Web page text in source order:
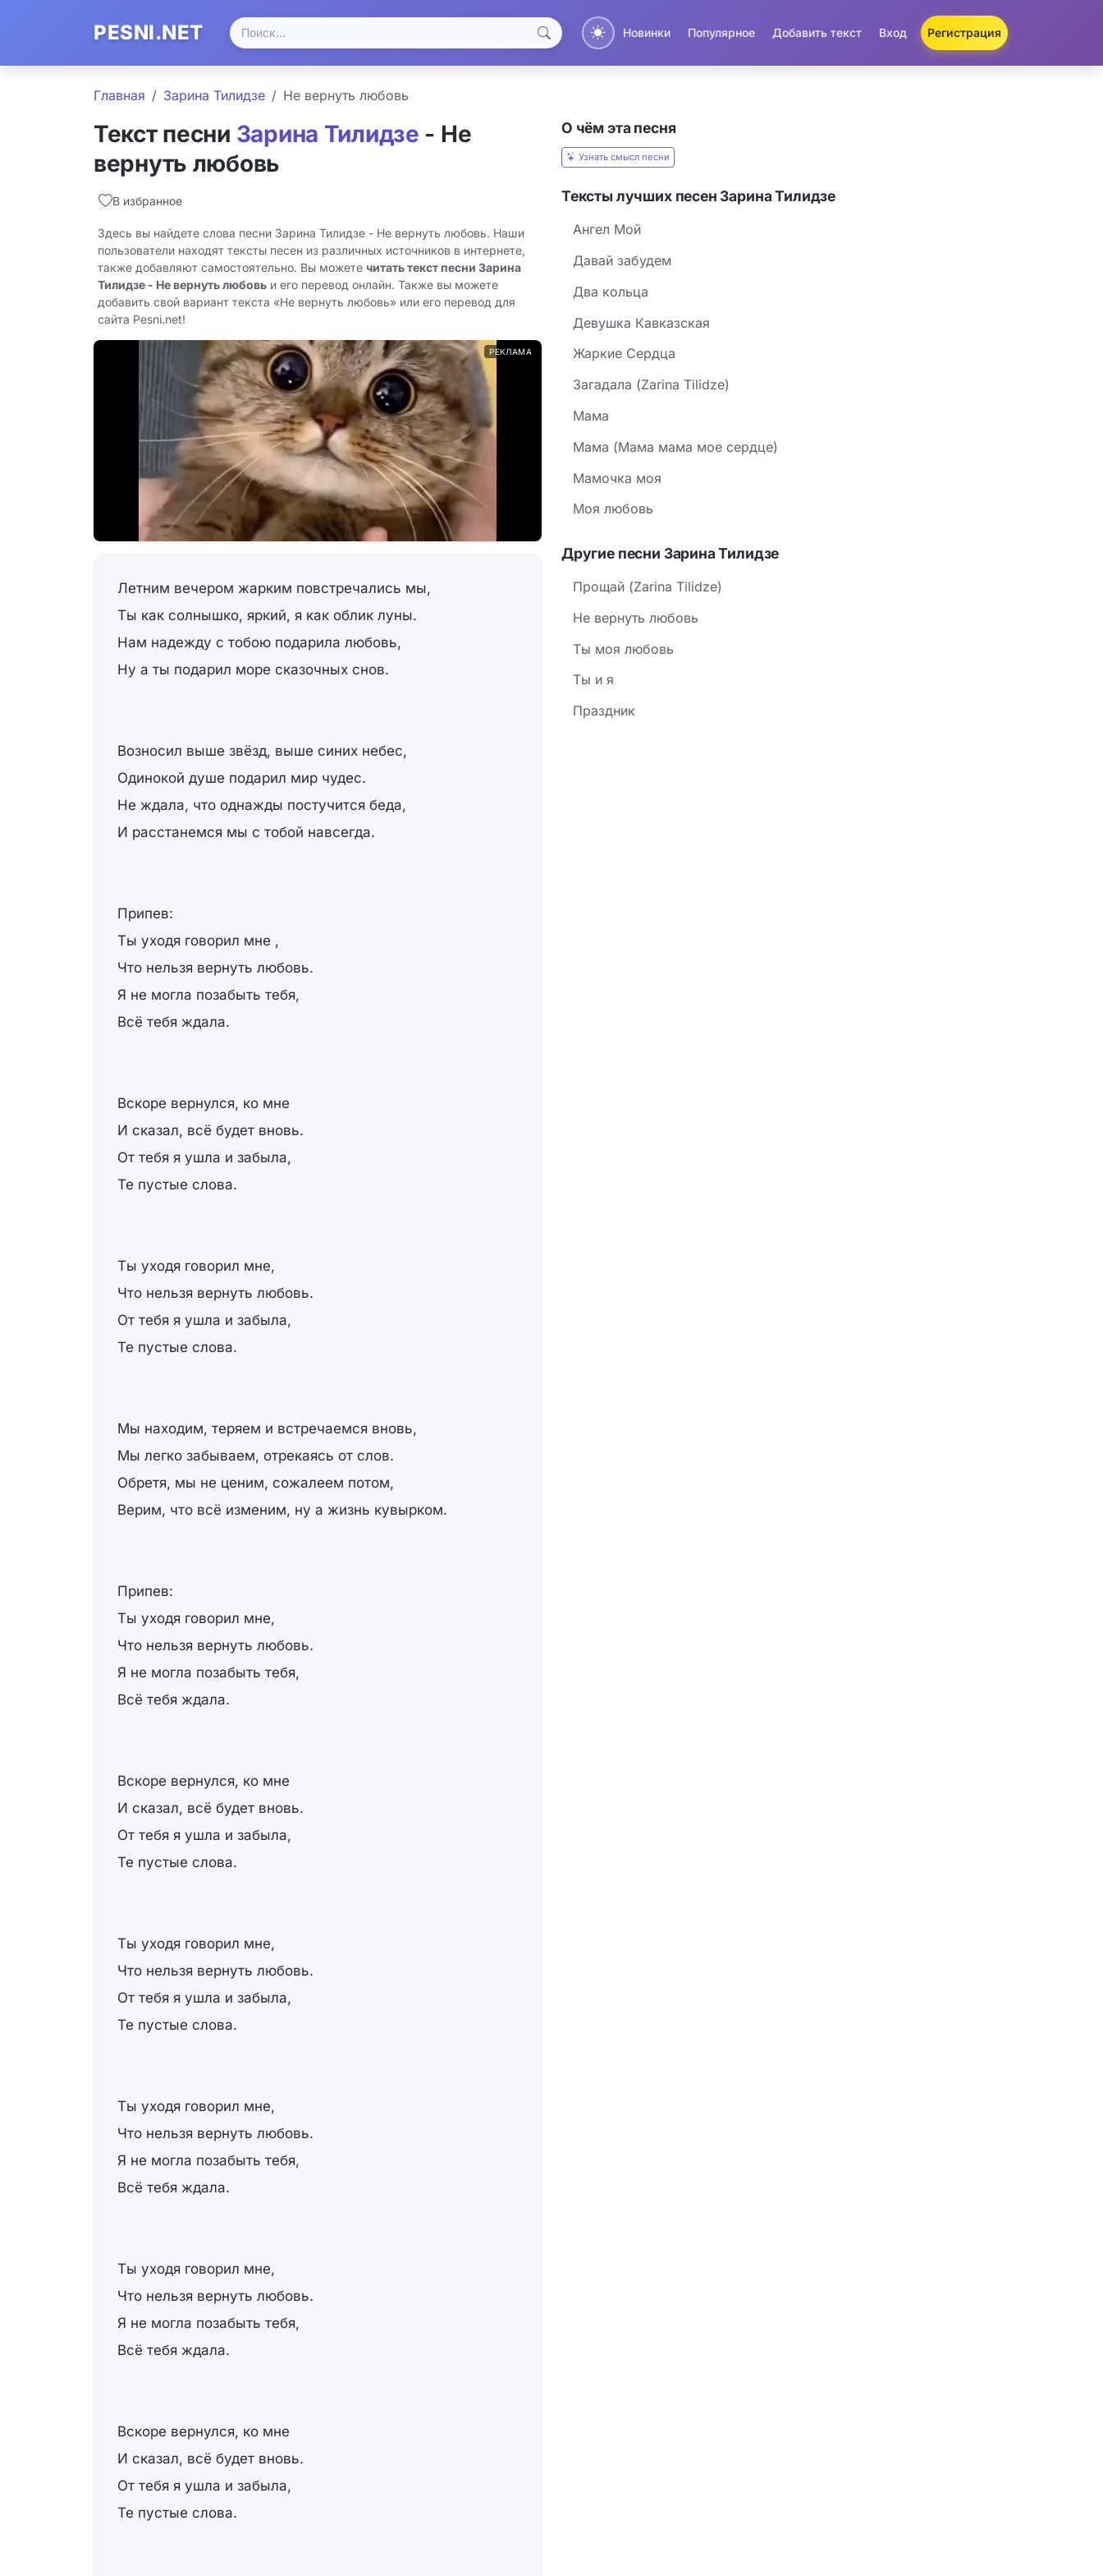
PESNI.NET Новинки Популярное Добавить текст Вход Регистрация
Главная Зарина Тилидзе Не вернуть любовь
Текст песни Зарина Тилидзе - Не
вернуть любовь
В избранное
Здесь вы найдете слова песни Зарина Тилидзе - Не вернуть любовь. Наши
пользователи находят тексты песен из различных источников в интернете,
также добавляют самостоятельно. Вы можете читать текст песни Зарина
Тилидзе - Не вернуть любовь и его перевод онлайн. Также вы можете
добавить свой вариант текста «Не вернуть любовь» или его перевод для
сайта Pesni.net!
РЕКЛАМА
Летним вечером жарким повстречались мы,
Ты как солнышко, яркий, я как облик луны.
Нам надежду с тобою подарила любовь,
Ну а ты подарил море сказочных снов.
Возносил выше звёзд, выше синих небес,
Одинокой душе подарил мир чудес.
Не ждала, что однажды постучится беда,
И расстанемся мы с тобой навсегда.
Припев:
Ты уходя говорил мне ,
Что нельзя вернуть любовь.
Я не могла позабыть тебя,
Всё тебя ждала.
Вскоре вернулся, ко мне
И сказал, всё будет вновь.
От тебя я ушла и забыла,
Те пустые слова.
Ты уходя говорил мне,
Что нельзя вернуть любовь.
От тебя я ушла и забыла,
Те пустые слова.
Мы находим, теряем и встречаемся вновь,
Мы легко забываем, отрекаясь от слов.
Обретя, мы не ценим, сожалеем потом,
Верим, что всё изменим, ну а жизнь кувырком.
Припев:
Ты уходя говорил мне,
Что нельзя вернуть любовь.
Я не могла позабыть тебя,
Всё тебя ждала.
Вскоре вернулся, ко мне
И сказал, всё будет вновь.
От тебя я ушла и забыла,
Те пустые слова.
Ты уходя говорил мне,
Что нельзя вернуть любовь.
От тебя я ушла и забыла,
Те пустые слова.
Ты уходя говорил мне,
Что нельзя вернуть любовь.
Я не могла позабыть тебя,
Всё тебя ждала.
Ты уходя говорил мне,
Что нельзя вернуть любовь.
Я не могла позабыть тебя,
Всё тебя ждала.
Вскоре вернулся, ко мне
И сказал, всё будет вновь.
От тебя я ушла и забыла,
Те пустые слова.
О чём эта песня
Узнать смысл песни
Тексты лучших песен Зарина Тилидзе
Ангел Мой
Давай забудем
Два кольца
Девушка Кавказская
Жаркие Сердца
Загадала (Zarina Tilidze)
Мама
Мама (Мама мама мое сердце)
Мамочка моя
Моя любовь
Другие песни Зарина Тилидзе
Прощай (Zarina Tilidze)
Не вернуть любовь
Ты моя любовь
Ты и я
Праздник